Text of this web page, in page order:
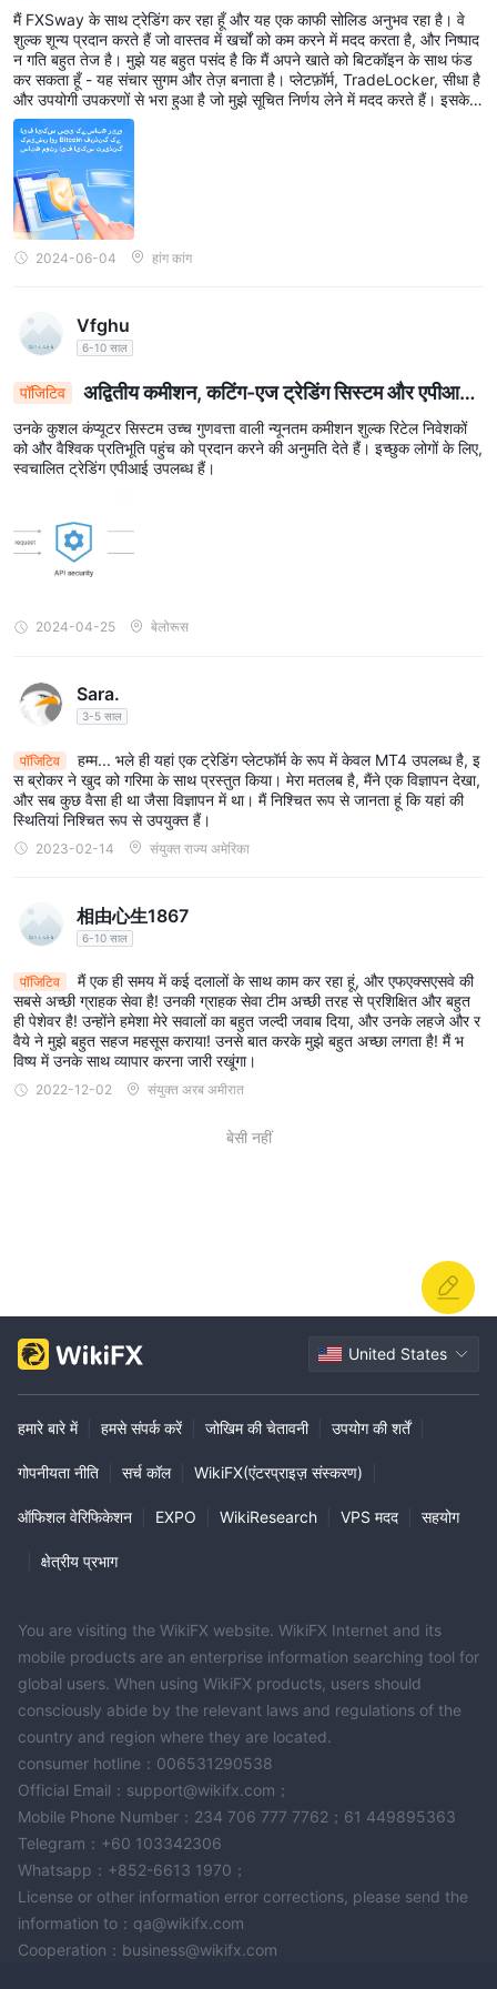
अनियमित ब्रोकर के साथ किसी भी फंड का निवेश करने से पहले पूरी तरह से शोध और
उचित परिश्रम करने की सलाह दी जाती है।
बाजार उपकरण
बाजार उपकरणों पर की पेशकश की FXSway दलाल शामिल हैं
विदेशी मुद्रा, क्रिप्टो,
स्टॉक, इंडेक्स और कमोडिटीज
विकल्प प्रदान करता है और उन्हें एक विविध पोर्टफोलियो बनाने में सक्षम बनाता है।
हिसाब किताब
FXSwayअपने ग्राहकों को चार अलग-अलग प्रकार के खाते प्रदान करता है:
खातों के लिए न्यूनतम जमा आवश्यकता केवल है
व्यापारियों के लिए सुलभ बनाना।
कुशल FX ट्रेडिंग
मैं FXSway के साथ ट्रेडिंग कर रहा हूँ और यह एक काफी सोलिड अनुभव रहा है। वे
शुल्क शून्य प्रदान करते हैं जो वास्तव में खर्चों को कम करने में मदद करता है, और निष्पाद
न गति बहुत तेज है। मुझे यह बहुत पसंद है कि मैं अपने खाते को बिटकॉइन के साथ फंड
कर सकता हूँ - यह संचार सुगम और तेज़ बनाता है। प्लेटफ़ॉर्म, TradeLocker, सीधा है
और उपयोगी उपकरणों से भरा हुआ है जो मुझे सूचित निर्णय लेने में मदद करते हैं। इसके
अलावा, उनका ग्राहक सहायता हमेशा मदद की जरूरत होने पर तत्पर रहती है। समग्र
रूप से, FXSway के साथ ट्रेडिंग करना कुशल और विश्वसनीय महसूस होता है।
2024-06-04 हांग कांग
Vfghu
6-10 साल
पॉजिटिव
अद्वितीय कमीशन, कटिंग-एज ट्रेडिंग सिस्टम और एपीआई
के माध्यम से वैश्विक प्रतिभूति पहुंच
उनके कुशल कंप्यूटर सिस्टम उच्च गुणवत्ता वाली न्यूनतम कमीशन शुल्क रिटेल निवेशकों
को और वैश्विक प्रतिभूति पहुंच को प्रदान करने की अनुमति देते हैं। इच्छुक लोगों के लिए,
स्वचालित ट्रेडिंग एपीआई उपलब्ध हैं।
2024-04-25 बेलोरूस
Sara.
3-5 साल
पॉजिटिव
हम्म... भले ही यहां एक ट्रेडिंग प्लेटफॉर्म के रूप में केवल MT4 उपलब्ध है, इ
स ब्रोकर ने खुद को गरिमा के साथ प्रस्तुत किया। मेरा मतलब है, मैंने एक विज्ञापन देखा,
और सब कुछ वैसा ही था जैसा विज्ञापन में था। मैं निश्चित रूप से जानता हूं कि यहां की
स्थितियां निश्चित रूप से उपयुक्त हैं।
2023-02-14 संयुक्त राज्य अमेरिका
相由心生1867
6-10 साल
पॉजिटिव
मैं एक ही समय में कई दलालों के साथ काम कर रहा हूं, और एफएक्सएसवे की
सबसे अच्छी ग्राहक सेवा है! उनकी ग्राहक सेवा टीम अच्छी तरह से प्रशिक्षित और बहुत
ही पेशेवर है! उन्होंने हमेशा मेरे सवालों का बहुत जल्दी जवाब दिया, और उनके लहजे और र
वैये ने मुझे बहुत सहज महसूस कराया! उनसे बात करके मुझे बहुत अच्छा लगता है! मैं भ
विष्य में उनके साथ व्यापार करना जारी रखूंगा।
2022-12-02 संयुक्त अरब अमीरात
बेसी नहीं
United States
हमारे बारे में हमसे संपर्क करें जोखिम की चेतावनी उपयोग की शर्तें
गोपनीयता नीति सर्च कॉल WikiFX(एंटरप्राइज़ संस्करण)
ऑफिशल वेरिफिकेशन EXPO WikiResearch VPS मदद सहयोग
क्षेत्रीय प्रभाग
You are visiting the WikiFX website. WikiFX Internet and its
mobile products are an enterprise information searching tool for
global users. When using WikiFX products, users should
consciously abide by the relevant laws and regulations of the
country and region where they are located.
consumer hotline：006531290538
Official Email：support@wikifx.com；
Mobile Phone Number：234 706 777 7762；61 449895363
Telegram：+60 103342306
Whatsapp：+852-6613 1970；
License or other information error corrections, please send the
information to：qa@wikifx.com
Cooperation：business@wikifx.com